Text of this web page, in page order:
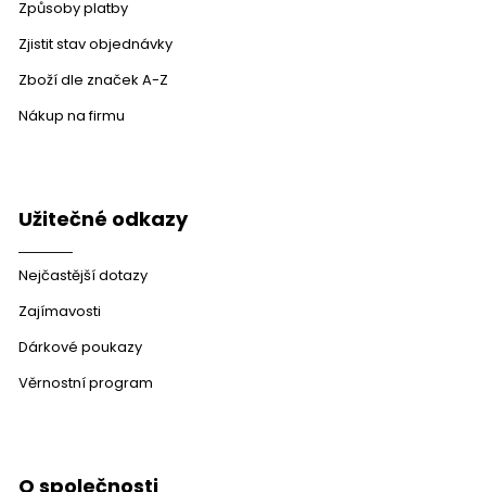
Způsoby platby
Zjistit stav objednávky
Zboží dle značek A-Z
Nákup na firmu
Užitečné odkazy
Nejčastější dotazy
Zajímavosti
Dárkové poukazy
Věrnostní program
O společnosti